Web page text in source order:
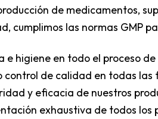
de medicamentos,
cumplimos las normas GMP
e higiene en todo el proceso
control de calidad en todas las
y eficacia de nuestros
exhaustiva de todos